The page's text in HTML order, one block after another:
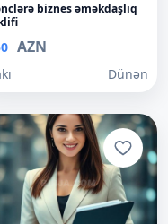
biznes əməkdaşlıq
AZN
Dünən